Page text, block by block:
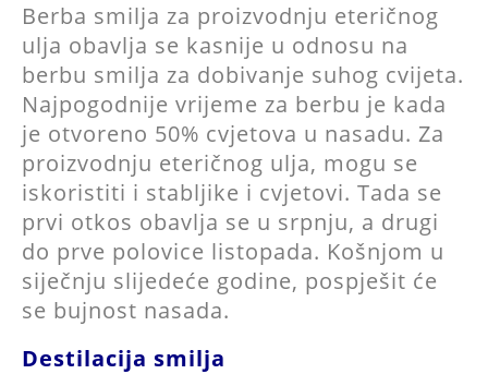
Berba smilja za proizvodnju eteričnog
ulja obavlja se kasnije u odnosu na
berbu smilja za dobivanje suhog cvijeta.
Najpogodnije vrijeme za berbu je kada
je otvoreno 50% cvjetova u nasadu. Za
proizvodnju eteričnog ulja, mogu se
iskoristiti i stabljike i cvjetovi. Tada se
prvi otkos obavlja se u srpnju, a drugi
do prve polovice listopada. Košnjom u
siječnju slijedeće godine, pospješit će
se bujnost nasada.
Destilacija smilja